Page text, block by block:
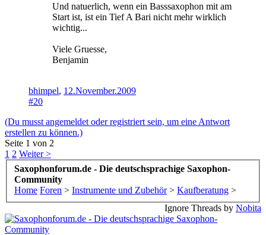
Und natuerlich, wenn ein Basssaxophon mit am
Start ist, ist ein Tief A Bari nicht mehr wirklich
wichtig...
Viele Gruesse,
Benjamin
bhimpel, 12.November.2009
#20
(Du musst angemeldet oder registriert sein, um eine Antwort
erstellen zu können.)
Seite 1 von 2
1 2 Weiter >
Saxophonforum.de - Die deutschsprachige Saxophon-
Community
Home Foren > Instrumente und Zubehör > Kaufberatung >
Ignore Threads by Nobita